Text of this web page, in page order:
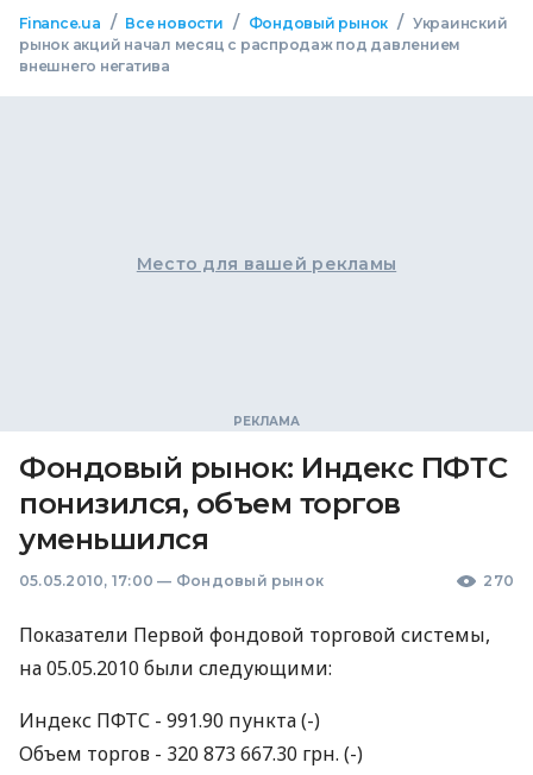
Finance.ua / Все новости / Фондовый рынок / Украинский
рынок акций начал месяц с распродаж под давлением
внешнего негатива
Место для вашей рекламы
Фондовый рынок: Индекс ПФТС
понизился, объем торгов
уменьшился
05.05.2010, 17:00 — Фондовый рынок 270
Показатели Первой фондовой торговой системы,
на 05.05.2010 были следующими:
Индекс ПФТС - 991.90 пункта (-)
Объем торгов - 320 873 667.30 грн. (-)